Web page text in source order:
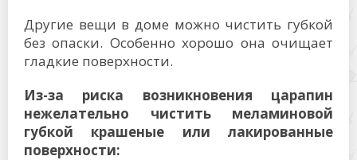
Другие вещи в доме можно чистить губкой
без опаски. Особенно хорошо она очищает
гладкие поверхности.
Из-за риска возникновения царапин
нежелательно чистить меламиновой
губкой крашеные или лакированные
поверхности: